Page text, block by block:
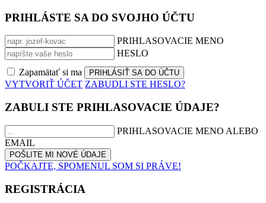
PRIHLÁSTE SA DO SVOJHO ÚČTU
PRIHLASOVACIE MENO
HESLO
Zapamätať si ma
VYTVORIŤ ÚČET ZABUDLI STE HESLO?
ZABULI STE PRIHLASOVACIE ÚDAJE?
PRIHLASOVACIE MENO ALEBO
EMAIL
POČKAJTE, SPOMENUL SOM SI PRÁVE!
REGISTRÁCIA